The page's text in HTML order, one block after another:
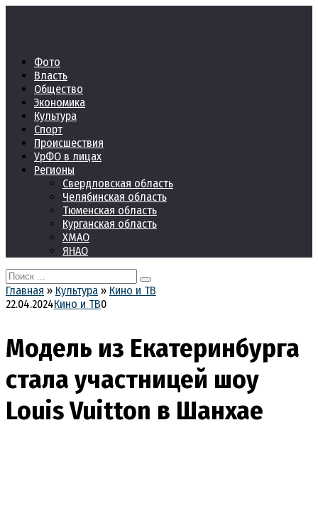
Фото
Власть
Общество
Экономика
Культура
Спорт
Происшествия
УрФО в лицах
Регионы
Свердловская область
Челябинская область
Тюменская область
Курганская область
ХМАО
ЯНАО
Search
for:
Главная » Культура » Кино и ТВ
22.04.2024Кино и ТВ0
Модель из Екатеринбурга
стала участницей шоу
Louis Vuitton в Шанхае